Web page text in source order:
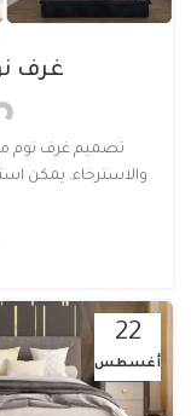
غرف
تصميم غرف نوم
والاسترخاء. يمكن
22
أغسطس